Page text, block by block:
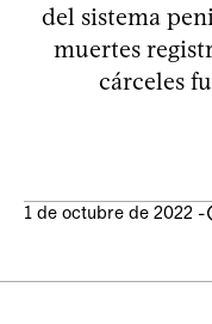
del sistema
muertes
cárceles
1 de octubre de 2022 -